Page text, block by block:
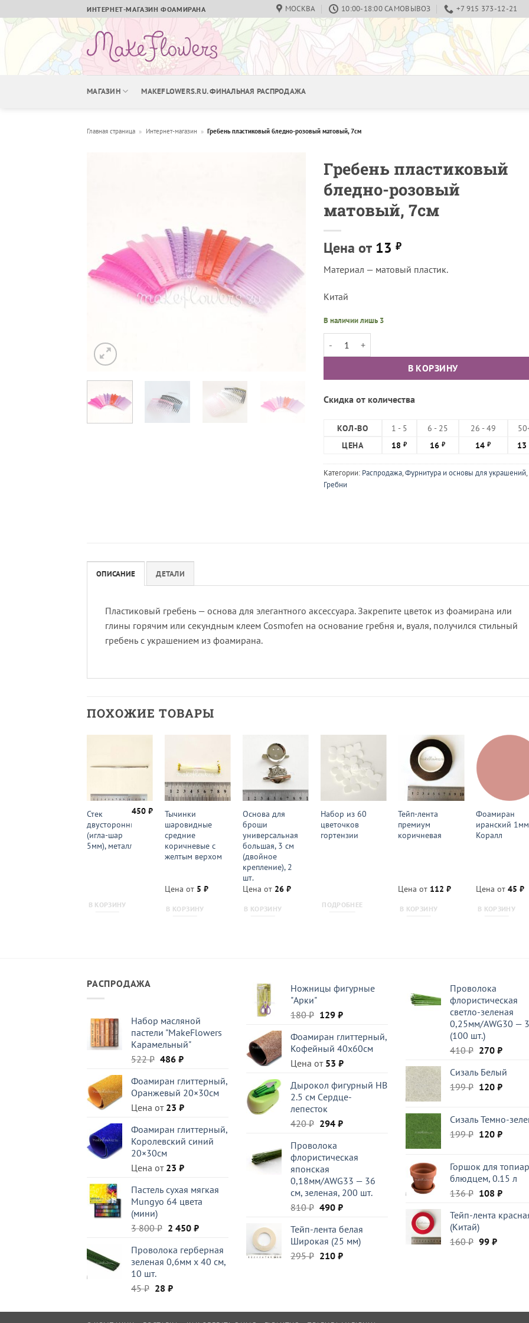
to
content
ИНТЕРНЕТ-МАГАЗИН ФОАМИРАНА МОСКВА 10:00-18:00 САМОВЫВОЗ +7 915 373-12-21
МАГАЗИН MAKEFLOWERS.RU. ФИНАЛЬНАЯ РАСПРОДАЖА
Главная страница » Интернет-магазин » Гребень пластиковый бледно-розовый матовый, 7см
Гребень пластиковый
бледно-розовый
матовый, 7см
Цена от 13 ₽
Материал — матовый пластик.
Китай
В наличии лишь 3
Количество товара Гребень пластиковый бледно-
В КОРЗИНУ
Скидка от количества
КОЛ-ВО 1 - 5 6 - 25 26 - 49
ЦЕНА
18₽ 16₽ 14₽ 13
Категории: Распродажа,Фурнитура и основы для украшений,
Гребни
ОПИСАНИЕ ДЕТАЛИ
Пластиковый гребень — основа для элегантного аксессуара. Закрепите цветок из фоамирана или
глины горячим или секундным клеем Cosmofen на основание гребня и, вуаля, получился стильный
гребень с украшением из фоамирана.
ПОХОЖИЕ ТОВАРЫ
Стек
двусторонний
(игла-шар
5мм), металл
450₽
В КОРЗИНУ
Тычинки
шаровидные
средние
коричневые с
желтым верхом
Цена от 5 ₽
В КОРЗИНУ
Основа для
броши
универсальная
большая, 3 см
(двойное
крепление), 2
шт.
Цена от 26 ₽
В КОРЗИНУ
Набор из 60
цветочков
гортензии
ПОДРОБНЕЕ
Тейп-лента
премиум
коричневая
Цена от 112₽
В КОРЗИНУ
Фоамиран
иранский 1мм
Коралл
Цена от45₽
В КОРЗИНУ
РАСПРОДАЖА
Набор масляной
пастели "MakeFlowers
Карамельный"
522₽ Первоначальная
составляла
522 ₽.
486 ₽Текущая
486 ₽.
Фоамиран глиттерный,
Оранжевый 20×30см
Цена от 23 ₽
Фоамиран глиттерный,
Королевский синий
20×30см
Цена от 23 ₽
Пастель сухая мягкая
Mungyo 64 цвета
(мини)
3 800₽ Первоначальная
составляла
3
2 450 ₽Текущая
2
450 ₽.
Проволока герберная
зеленая 0,6мм x 40 см,
10 шт.
45₽ Первоначальная
составляла
28 ₽Текущая
28 ₽.
Ножницы фигурные
"Арки"
180₽ Первоначальная
составляла
180 ₽.
129 ₽Текущая
129 ₽.
Фоамиран глиттерный,
Кофейный 40x60см
Цена от 53 ₽
Дырокол фигурный HB
2.5 см Cердце-
лепесток
420₽ Первоначальная
составляла
420 ₽.
294 ₽Текущая
Проволока
флористическая
японская
0,18мм/AWG33 — 36
см, зеленая, 200 шт.
810₽ Первоначальная
составляла
810 ₽.
490 ₽Текущая
490 ₽.
Тейп-лента белая
Широкая (25 мм)
295₽ Первоначальная
210 ₽Текущая
Проволока
флористическая
светло-зеленая
0,25мм/AWG30 —
(100 шт.)
410₽
составляла
410 ₽.
270 ₽
270 ₽.
Сизаль Белый
199₽
199 ₽.
120 ₽
Сизаль Темно-
199₽
199 ₽.
120 ₽
Горшок для
блюдцем, 0.15 л
136₽
составляла
136 ₽.
108 ₽
108 ₽.
Тейп-лента
(Китай)
160₽ 99 ₽Текущая